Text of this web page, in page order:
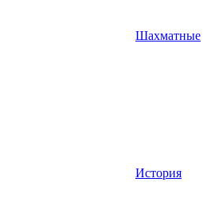
Шахматные
История